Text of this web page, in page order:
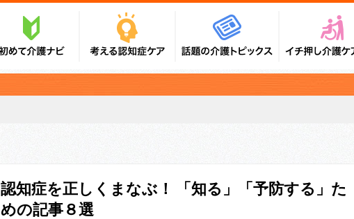
認知症を正しくまなぶ！ 「知る」「予防する」た
めの記事８選